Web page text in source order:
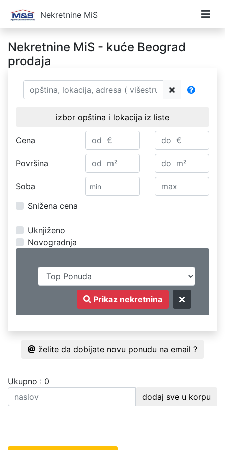
Nekretnine MiS
Nekretnine MiS - kuće Beograd
prodaja
izbor opština i lokacija iz liste
Cena
Površina
Soba
Snižena cena
Uknjiženo
Novogradnja
Prikaz nekretnina
želite da dobijate novu ponudu na email ?
Ukupno : 0
dodaj sve u korpu